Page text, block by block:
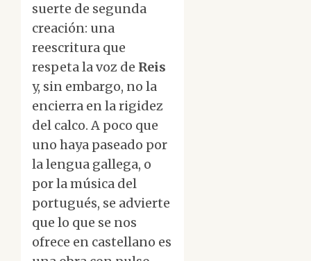
suerte de segunda
creación: una
reescritura que
respeta la voz de Reis
y, sin embargo, no la
encierra en la rigidez
del calco. A poco que
uno haya paseado por
la lengua gallega, o
por la música del
portugués, se advierte
que lo que se nos
ofrece en castellano es